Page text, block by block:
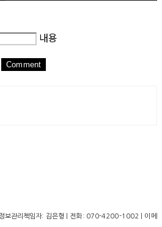
내용
Comment
보관리책임자: 김은형 | 전화: 070-4200-1002 | 이메